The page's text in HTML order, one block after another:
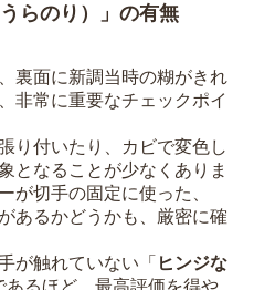
らのり）」の有無
裏面に新調当時の糊がきれ
非常に重要なチェックポイ
り付いたり、カビで変色し
となることが少なくありま
が切手の固定に使った、
あるかどうかも、厳密に確
が触れていない「 ヒンジな